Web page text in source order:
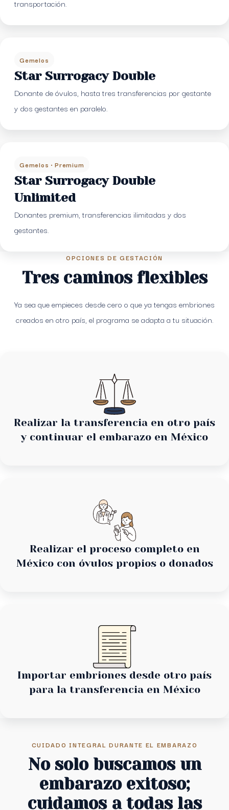
transportación.
Gemelos
Star Surrogacy Double
Donante de óvulos, hasta tres transferencias por gestante
y dos gestantes en paralelo.
Gemelos · Premium
Star Surrogacy Double
Unlimited
Donantes premium, transferencias ilimitadas y dos
gestantes.
OPCIONES DE GESTACIÓN
Tres caminos flexibles
Ya sea que empieces desde cero o que ya tengas embriones
creados en otro país, el programa se adapta a tu situación.
Realizar la transferencia en otro país
y continuar el embarazo en México
Realizar el proceso completo en
México con óvulos propios o donados
Importar embriones desde otro país
para la transferencia en México
CUIDADO INTEGRAL DURANTE EL EMBARAZO
No solo buscamos un
embarazo exitoso;
cuidamos a todas las